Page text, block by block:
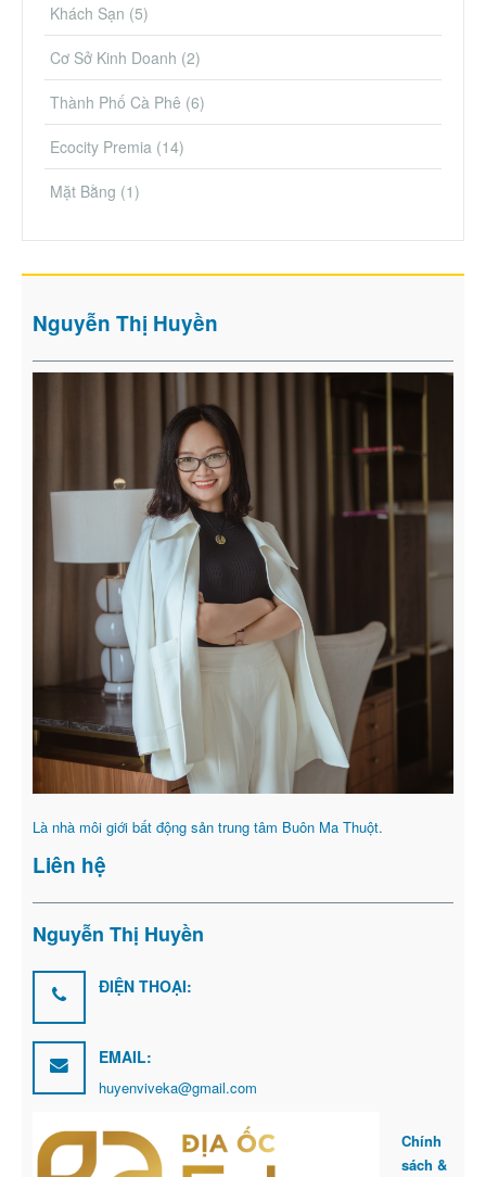
Khách Sạn (5)
Cơ Sở Kinh Doanh (2)
Thành Phố Cà Phê (6)
Ecocity Premia (14)
Mặt Bằng (1)
Nguyễn Thị Huyền
Là nhà môi giới bất động sản trung tâm Buôn Ma Thuột.
Liên hệ
Nguyễn Thị Huyền
ĐIỆN THOẠI:
EMAIL:
huyenviveka@gmail.com
Chính
sách &